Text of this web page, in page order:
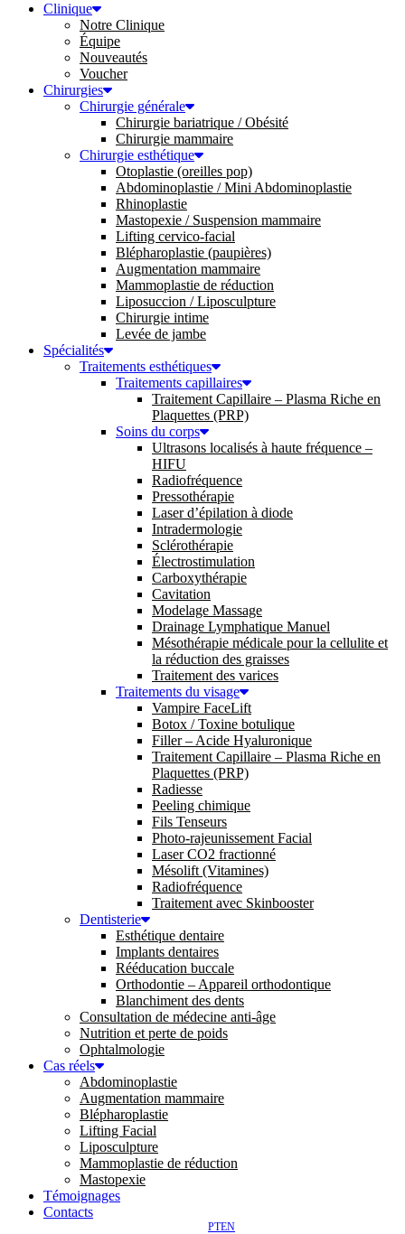
Clinique
Notre Clinique
Équipe
Nouveautés
Voucher
Chirurgies
Chirurgie générale
Chirurgie bariatrique / Obésité
Chirurgie mammaire
Chirurgie esthétique
Otoplastie (oreilles pop)
Abdominoplastie / Mini Abdominoplastie
Rhinoplastie
Mastopexie / Suspension mammaire
Lifting cervico-facial
Blépharoplastie (paupières)
Augmentation mammaire
Mammoplastie de réduction
Liposuccion / Liposculpture
Chirurgie intime
Levée de jambe
Spécialités
Traitements esthétiques
Traitements capillaires
Traitement Capillaire – Plasma Riche en
Plaquettes (PRP)
Soins du corps
Ultrasons localisés à haute fréquence –
HIFU
Radiofréquence
Pressothérapie
Laser d’épilation à diode
Intradermologie
Sclérothérapie
Électrostimulation
Carboxythérapie
Cavitation
Modelage Massage
Drainage Lymphatique Manuel
Mésothérapie médicale pour la cellulite et
la réduction des graisses
Traitement des varices
Traitements du visage
Vampire FaceLift
Botox / Toxine botulique
Filler – Acide Hyaluronique
Traitement Capillaire – Plasma Riche en
Plaquettes (PRP)
Radiesse
Peeling chimique
Fils Tenseurs
Photo-rajeunissement Facial
Laser CO2 fractionné
Mésolift (Vitamines)
Radiofréquence
Traitement avec Skinbooster
Dentisterie
Esthétique dentaire
Implants dentaires
Rééducation buccale
Orthodontie – Appareil orthodontique
Blanchiment des dents
Consultation de médecine anti-âge
Nutrition et perte de poids
Ophtalmologie
Cas réels
Abdominoplastie
Augmentation mammaire
Blépharoplastie
Lifting Facial
Liposculpture
Mammoplastie de réduction
Mastopexie
Témoignages
Contacts
PTEN